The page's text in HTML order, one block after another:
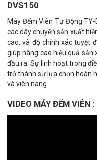
DVS150
Máy Đếm Viên Tự Động
các dây chuyền sản xuất
cao, và độ chính xác tuyệt
giúp nâng cao hiệu quả
đầu ra. Sự linh hoạt trong
trở thành sự lựa chọn hoàn
và viên nang
VIDEO MÁY ĐẾM VIÊN :